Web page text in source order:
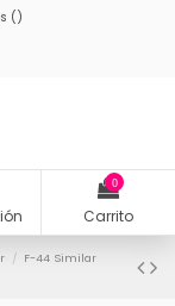
()
0
Carrito
F-44 Similar